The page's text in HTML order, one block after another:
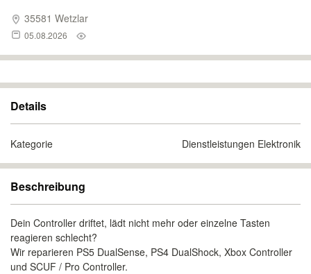
35581 Wetzlar
05.08.2026
Details
Kategorie Dienstleistungen Elektronik
Beschreibung
Dein Controller driftet, lädt nicht mehr oder einzelne Tasten
reagieren schlecht?
Wir reparieren PS5 DualSense, PS4 DualShock, Xbox Controller
und SCUF / Pro Controller.